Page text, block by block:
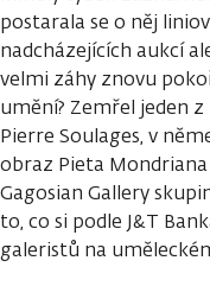
postarala se o něj
nadcházejících aukcí
velmi záhy znovu
umění? Zemřel jeden
Pierre Soulages, v
obraz Pieta
Gagosian Gallery
to, co si podle J&T
galeristů na